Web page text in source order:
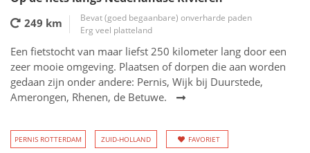
249 km
Bevat (goed begaanbare) onverharde paden
Erg veel platteland
Een fietstocht van maar liefst 250 kilometer lang door een
zeer mooie omgeving. Plaatsen of dorpen die aan worden
gedaan zijn onder andere: Pernis, Wijk bij Duurstede,
Amerongen, Rhenen, de Betuwe.
PERNIS ROTTERDAM ZUID-HOLLAND FAVORIET